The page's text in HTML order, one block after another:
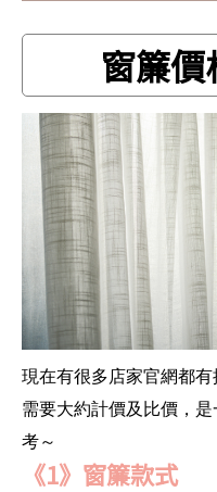
窗簾價
現在有很多店家官網都
需要大約計價及比價，
考～
《1》窗簾款式